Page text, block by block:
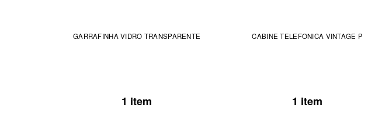
GARRAFINHA VIDRO TRANSPARENTE
1 item
CABINE TELEFONICA VINTAGE P
1 item